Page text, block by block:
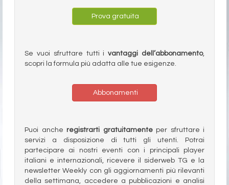
Prova gratuita
Se vuoi sfruttare tutti ivantaggi dell’abbonamento,
scopri la formula più adatta alle tue esigenze.
Abbonamenti
Puoi anche registrarti gratuitamenteper sfruttare i
servizi a disposizione di tutti gli utenti. Potrai
partecipare ai nostri eventi con i principali player
italiani e internazionali, ricevere il siderweb TG e la
newsletter Weekly con gli aggiornamenti più rilevanti
della settimana, accedere a pubblicazioni e analisi